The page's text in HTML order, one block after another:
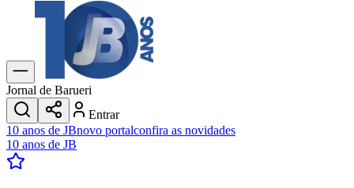
Explore Tudo
Últimas Notícias
Previsão do Tempo
Trânsito e Rotas
Dia a Dia & Lazer
Transportes
Gastronomia
Cinema & Shows
JogosNovo
Para Sua Empresa
Jornal de Barueri
Entrar
10 anos de JBnovo portalconfira as novidades
10 anos de JB